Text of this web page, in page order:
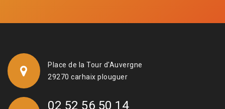
Place de la Tour d'Auvergne
29270 carhaix plouguer
02 52 56 50 14